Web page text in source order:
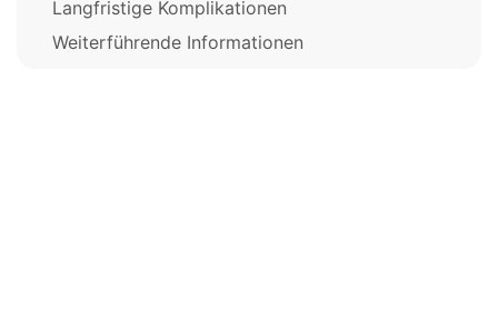
Langfristige Komplikationen
Weiterführende Informationen